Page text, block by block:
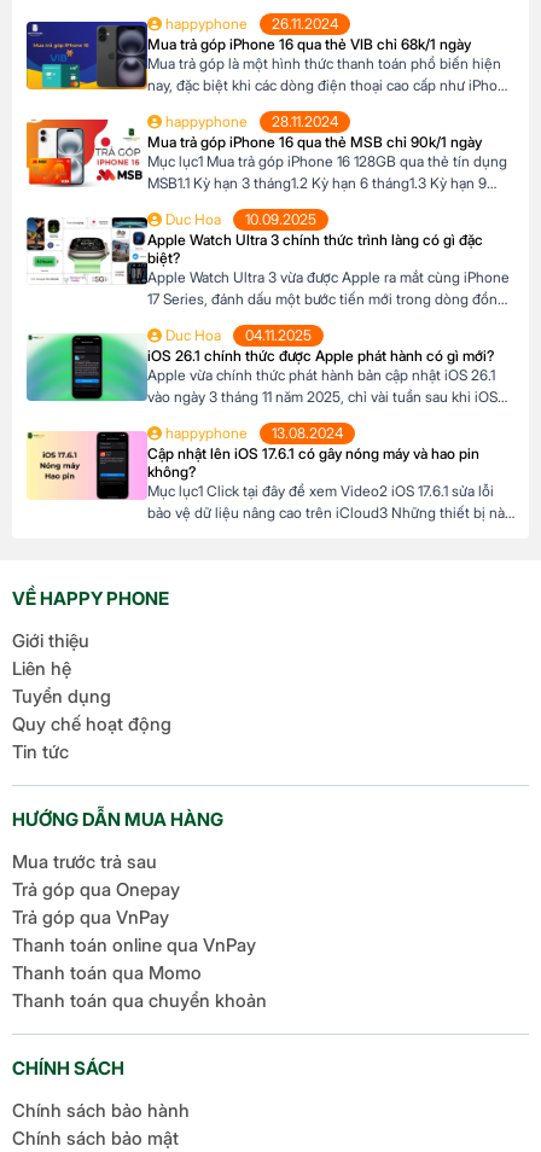
So sánh khả năng quay video của iPhone 15 Pro Max và
iPhone 16 Pro Max4 Nút Camera control trên iPhone 16
Pro […]
happyphone
26.11.2024
Mua trả góp iPhone 16 qua thẻ VIB chỉ 68k/1 ngày
Mua trả góp là một hình thức thanh toán phổ biến hiện
nay, đặc biệt khi các dòng điện thoại cao cấp như iPhone
đủ điều kiện tài chính để thanh toán một lần. Tại Happy
Phone, chương trình trả góp iPhone 16 […]
happyphone
28.11.2024
Mua trả góp iPhone 16 qua thẻ MSB chỉ 90k/1 ngày
Mục lục1 Mua trả góp iPhone 16 128GB qua thẻ tín dụng
MSB1.1 Kỳ hạn 3 tháng1.2 Kỳ hạn 6 tháng1.3 Kỳ hạn 9
tháng1.4 Kỳ hạn 12 tháng Mua trả góp iPhone 16 128GB
qua thẻ tín dụng MSB Đừng bỏ lỡ cơ hội sở hữu iPhone
16 128GB với mức giá hấp dẫn […]
Duc Hoa
10.09.2025
Apple Watch Ultra 3 chính thức trình làng có gì đặc
biệt?
Apple Watch Ultra 3 vừa được Apple ra mắt cùng iPhone
17 Series, đánh dấu một bước tiến mới trong dòng đồng
hồ thông minh dành cho những ai đam mê thể thao và
phiêu lưu. Với thiết kế chắc chắn, tính năng theo dõi sức
khỏe vượt trội và thời lượng pin ấn tượng, […]
Duc Hoa
04.11.2025
iOS 26.1 chính thức được Apple phát hành có gì mới?
Apple vừa chính thức phát hành bản cập nhật iOS 26.1
vào ngày 3 tháng 11 năm 2025, chỉ vài tuần sau khi iOS
26 ra mắt. Đây là bản cập nhật đầu tiên lớn cho hệ điều
hành mới nhất dành cho iPhone, mang đến nhiều cải
tiến đáng chú ý, tập trung vào […]
happyphone
13.08.2024
Cập nhật lên iOS 17.6.1 có gây nóng máy và hao pin
không?
Mục lục1 Click tại đây để xem Video2 iOS 17.6.1 sửa lỗi
bảo vệ dữ liệu nâng cao trên iCloud3 Những thiết bị nào
VỀ HAPPY PHONE
Giới thiệu
Liên hệ
Tuyển dụng
Quy chế hoạt động
Tin tức
HƯỚNG DẪN MUA HÀNG
Mua trước trả sau
Trả góp qua Onepay
Trả góp qua VnPay
Thanh toán online qua VnPay
Thanh toán qua Momo
Thanh toán qua chuyển khoản
CHÍNH SÁCH
Chính sách bảo hành
Chính sách bảo mật